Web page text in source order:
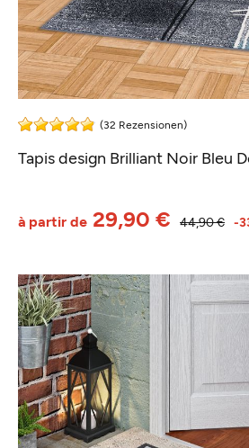
(32 Rezensionen)
Tapis design Brilliant Noir Bleu
44,90 €
à partir de 29,90 € -